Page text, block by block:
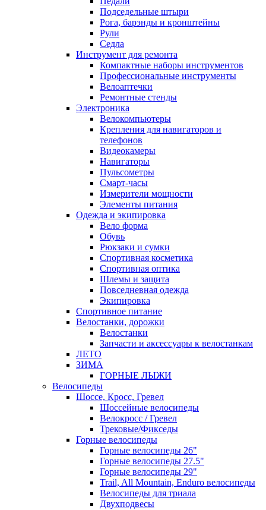
Подседельные штыри
Рога, барэнды и кронштейны
Рули
Седла
Инструмент для ремонта
Компактные наборы инструментов
Профессиональные инструменты
Велоаптечки
Ремонтные стенды
Электроника
Велокомпьютеры
Крепления для навигаторов и
телефонов
Видеокамеры
Навигаторы
Пульсометры
Смарт-часы
Измерители мощности
Элементы питания
Одежда и экипировка
Вело форма
Обувь
Рюкзаки и сумки
Спортивная косметика
Спортивная оптика
Шлемы и защита
Повседневная одежда
Экипировка
Спортивное питание
Велостанки, дорожки
Велостанки
Запчасти и аксессуары к велостанкам
ЛЕТО
ЗИМА
ГОРНЫЕ ЛЫЖИ
Велосипеды
Шоссе, Кросс, Гревел
Шоссейные велосипеды
Велокросс / Гревел
Трековые/Фикседы
Горные велосипеды
Горные велосипеды 26"
Горные велосипеды 27.5"
Горные велосипеды 29"
Trail, All Mountain, Enduro велосипеды
Велосипеды для триала
Двухподвесы